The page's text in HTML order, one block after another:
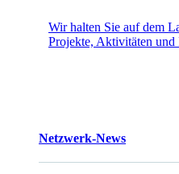
Wir halten Sie auf dem
Projekte, Aktivitäten und
Netzwerk-News